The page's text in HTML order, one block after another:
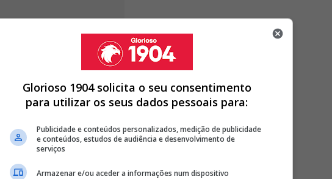
19 anos,deve continuar de águia ao peito
nosso jornal adiantou em momento oportuno, Viti
temporada, mas a lesão grave de Pau
Glorioso 1904 solicita o seu consentimento
para utilizar os seus dados pessoais para:
Publicidade e conteúdos personalizados, medição de publicidade
e conteúdos, estudos de audiência e desenvolvimento de
serviços
Armazenar e/ou aceder a informações num dispositivo